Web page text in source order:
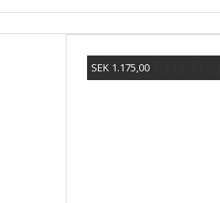
SEK 1.175,00